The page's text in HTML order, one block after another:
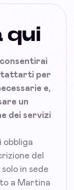
qui
per
e,
un
dei servizi
obbliga
del
in sede
a Martina